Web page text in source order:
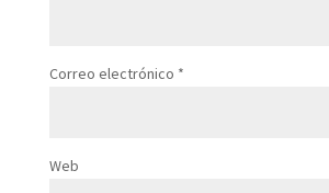
Correo electrónico *
Web